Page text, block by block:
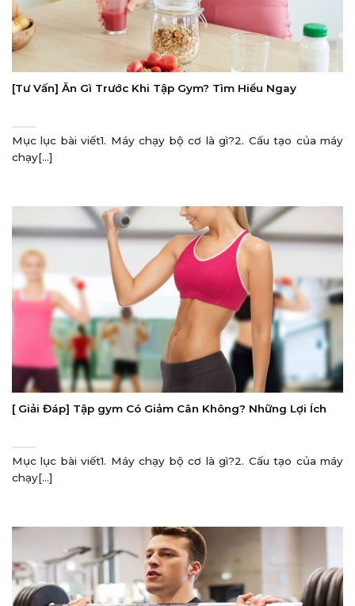
[Tư Vấn] Ăn Gì Trước Khi Tập Gym? Tìm Hiểu Ngay
Mục lục bài viết1. Máy chạy bộ cơ là gì?2. Cấu tạo của máy
chạy[...]
[ Giải Đáp] Tập gym Có Giảm Cân Không? Những Lợi Ích
Mục lục bài viết1. Máy chạy bộ cơ là gì?2. Cấu tạo của máy
chạy[...]